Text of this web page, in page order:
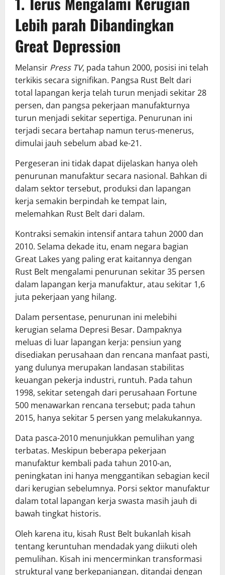
Lebih parah Dibandingkan
Great Depression
Melansir Press TV, pada tahun 2000, posisi ini telah
terkikis secara signifikan. Pangsa Rust Belt dari
total lapangan kerja telah turun menjadi sekitar 28
persen, dan pangsa pekerjaan manufakturnya
turun menjadi sekitar sepertiga. Penurunan ini
terjadi secara bertahap namun terus-menerus,
dimulai jauh sebelum abad ke-21.
Pergeseran ini tidak dapat dijelaskan hanya oleh
penurunan manufaktur secara nasional. Bahkan di
dalam sektor tersebut, produksi dan lapangan
kerja semakin berpindah ke tempat lain,
melemahkan Rust Belt dari dalam.
Kontraksi semakin intensif antara tahun 2000 dan
2010. Selama dekade itu, enam negara bagian
Great Lakes yang paling erat kaitannya dengan
Rust Belt mengalami penurunan sekitar 35 persen
dalam lapangan kerja manufaktur, atau sekitar 1,6
juta pekerjaan yang hilang.
Dalam persentase, penurunan ini melebihi
kerugian selama Depresi Besar. Dampaknya
meluas di luar lapangan kerja: pensiun yang
disediakan perusahaan dan rencana manfaat pasti,
yang dulunya merupakan landasan stabilitas
keuangan pekerja industri, runtuh. Pada tahun
1998, sekitar setengah dari perusahaan Fortune
500 menawarkan rencana tersebut; pada tahun
2015, hanya sekitar 5 persen yang melakukannya.
Data pasca-2010 menunjukkan pemulihan yang
terbatas. Meskipun beberapa pekerjaan
manufaktur kembali pada tahun 2010-an,
peningkatan ini hanya menggantikan sebagian kecil
dari kerugian sebelumnya. Porsi sektor manufaktur
dalam total lapangan kerja swasta masih jauh di
bawah tingkat historis.
Oleh karena itu, kisah Rust Belt bukanlah kisah
tentang keruntuhan mendadak yang diikuti oleh
pemulihan. Kisah ini mencerminkan transformasi
struktural yang berkepanjangan, ditandai dengan